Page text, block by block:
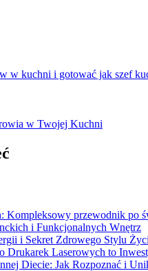
w kuchni i gotować jak szef
w Twojej Kuchni
Kompleksowy przewodnik po
i Funkcjonalnych Wnętrz
i Sekret Zdrowego Stylu
Drukarek Laserowych to
Diecie: Jak Rozpoznać i